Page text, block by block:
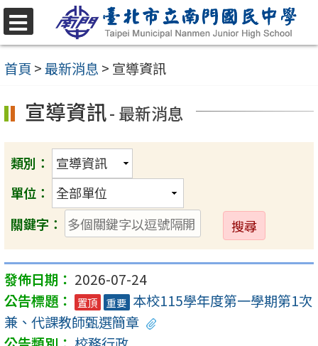
跳
至
主
內
區
選
單
首頁 >最新消息 > 宣導資訊
宣導資訊- 最新消息
類別：
單位：
關鍵字：
送
出
2026-07-24
置頂 重要 本校115學年度第一學期第1次
兼、代課教師甄選簡章